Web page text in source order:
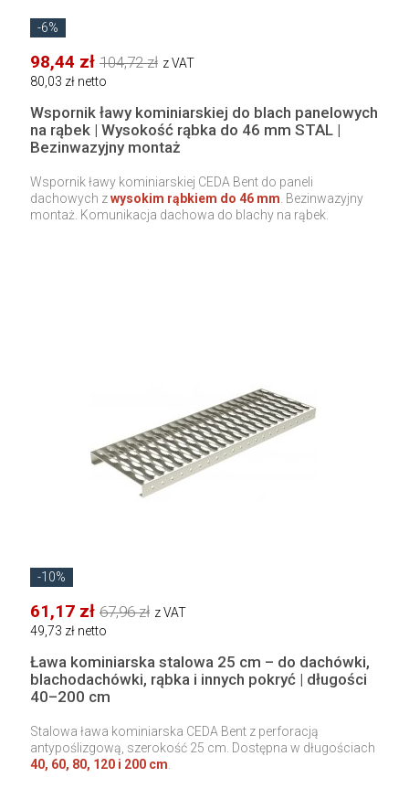
-6%
98,44 zł 104,72 zł z VAT
80,03 zł netto
Wspornik ławy kominiarskiej do blach panelowych
na rąbek | Wysokość rąbka do 46 mm STAL |
Bezinwazyjny montaż
Wspornik ławy kominiarskiej CEDA Bent do paneli
dachowych zwysokim rąbkiem do 46 mm . Bezinwazyjny
montaż. Komunikacja dachowa do blachy na rąbek.
-10%
61,17 zł 67,96 zł z VAT
49,73 zł netto
Ława kominiarska stalowa 25 cm – do dachówki,
blachodachówki, rąbka i innych pokryć | długości
40–200 cm
Stalowa ława kominiarska CEDA Bent z perforacją
antypoślizgową, szerokość 25 cm. Dostępna w długościach
40, 60, 80, 120 i 200 cm